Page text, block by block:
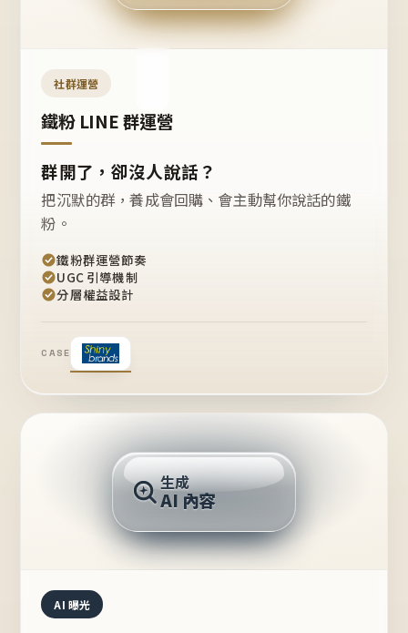
開團
嗎？
社群運營
鐵粉 LINE 群運營
群開了，卻沒人說話？
把沉默的群，養成會回購、會主動幫你說話的鐵
粉。
鐵粉群運營節奏
UGC 引導機制
分層權益設計
CASE
推薦的台灣品牌？
生成
AI 內容
AI 曝光